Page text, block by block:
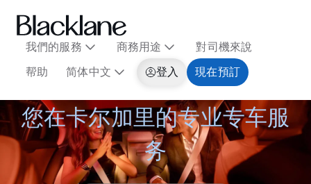
我們的服務 商務用途
對司機來說
帮助
简体中文 登入 現在預訂
您在卡尔加里的专业专车服
务